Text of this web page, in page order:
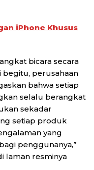
iPhone Khusus
bicara secara
begitu, perusahaan
bahwa setiap
selalu berangkat
sekadar
setiap produk
yang
penggunanya,”
laman resminya